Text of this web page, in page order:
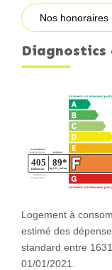
Nos honoraires
Diagnostics
Logement à
estimé des
standard entre
01/01/2021.